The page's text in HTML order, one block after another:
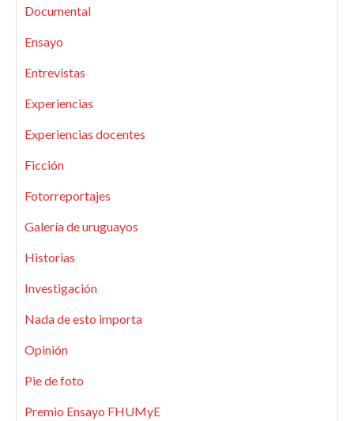
Documental
Ensayo
Entrevistas
Experiencias
Experiencias docentes
Ficción
Fotorreportajes
Galería de uruguayos
Historias
Investigación
Nada de esto importa
Opinión
Pie de foto
Premio Ensayo FHUMyE